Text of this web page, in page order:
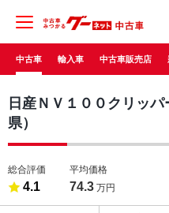
中古車 輸入車 中古車販売店
日産ＮＶ１００クリッ
県）
総合評価
4.1
平均価格
74.3 万円